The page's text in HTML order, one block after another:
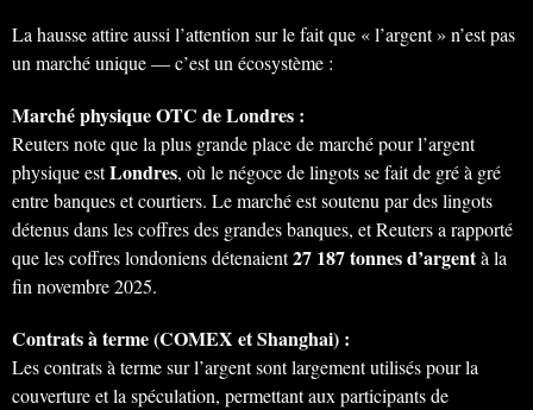
La hausse attire aussi l’attention sur le fait que « l’argent » n’est pas
un marché unique — c’est un écosystème :
Marché physique OTC de Londres :
Reuters note que la plus grande place de marché pour l’argent
physique estLondres, où le négoce de lingots se fait de gré à gré
entre banques et courtiers. Le marché est soutenu par des lingots
détenus dans les coffres des grandes banques, et Reuters a rapporté
que les coffres londoniens détenaient27 187 tonnes d’argentà la
fin novembre 2025.
Contrats à terme (COMEX et Shanghai) :
Les contrats à terme sur l’argent sont largement utilisés pour la
couverture et la spéculation, permettant aux participants de